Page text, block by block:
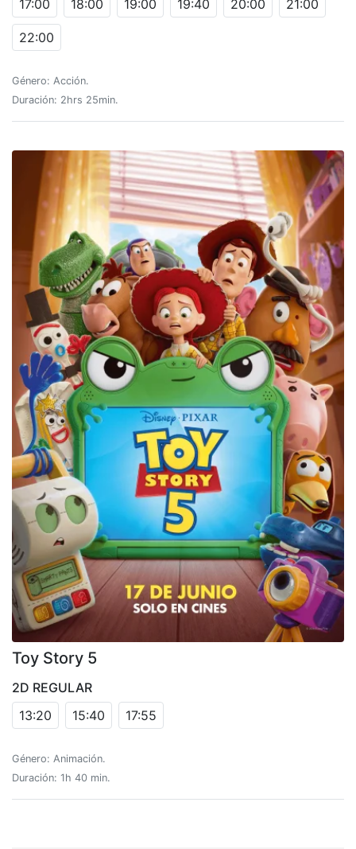
17:00 18:00 19:00 19:40 20:00 21:00
22:00
Género: Acción.
Duración: 2hrs 25min.
Toy Story 5
2D REGULAR
13:20
15:40 17:55
Género: Animación.
Duración: 1h 40 min.